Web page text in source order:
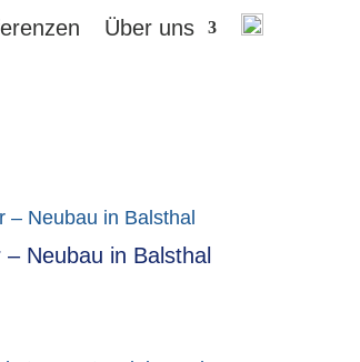
Über uns
– Neubau in Balsthal